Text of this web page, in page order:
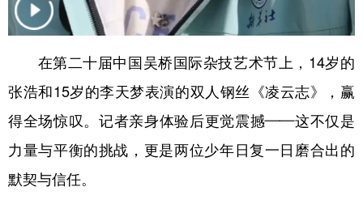
四川 贵州 云南
陕西 甘肃 青海 宁夏
新疆 内蒙古 黑龙江
多语种频道
English
在第二十届中国吴桥国际杂技艺术节上，14岁的
张浩和15岁的李天梦表演的双人钢丝《凌云志》，赢
得全场惊叹。记者亲身体验后更觉震撼——这不仅是
力量与平衡的挑战，更是两位少年日复一日磨合出的
默契与信任。